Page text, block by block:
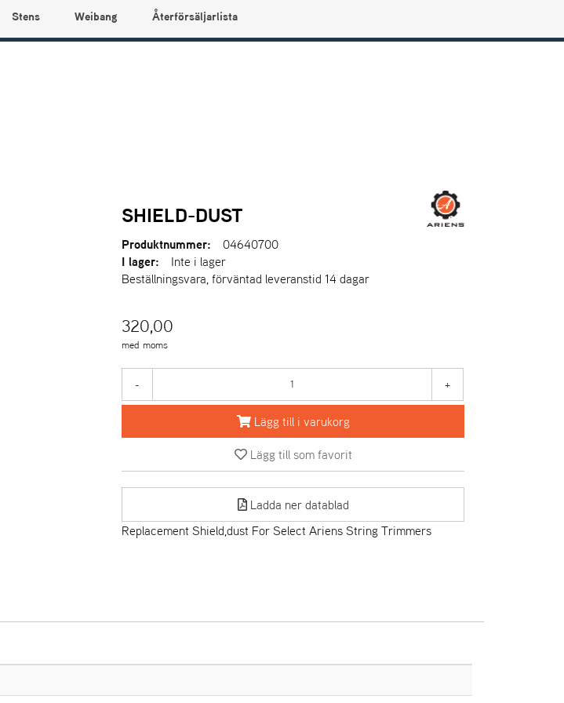
Stens Weibang Återförsäljarlista
SHIELD-DUST
Produktnummer:
04640700
I lager:
Inte i lager
Beställningsvara, förväntad leveranstid 14 dagar
320,00
med moms
- +
Lägg till i varukorg
Lägg till som favorit
Ladda ner datablad
Replacement Shield,dust For Select Ariens String Trimmers